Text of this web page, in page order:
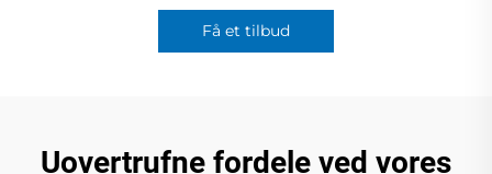
Få et tilbud
Uovertrufne fordele ved vores